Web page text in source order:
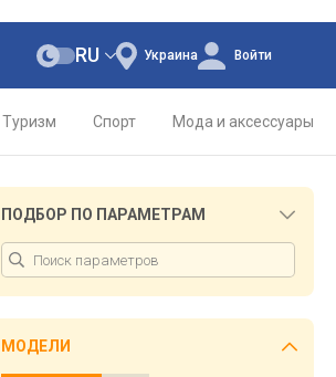
Украина
RU Войти
Туризм Спорт Мода и аксессуары
ПОДБОР ПО ПАРАМЕТРАМ
МОДЕЛИ